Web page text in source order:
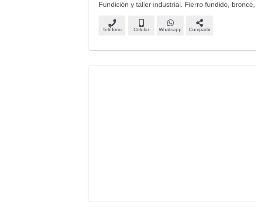
Fundición y taller industrial. Fierro fundido,
Teléfono Celular Whatsapp Compartir